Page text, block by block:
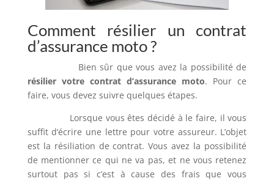
Comment résilier un contrat
d’assurance moto ?
Bien sûr que vous avez la possibilité de
résilier votre contrat d’assurance moto. Pour ce
faire, vous devez suivre quelques étapes.
Lorsque vous êtes décidé à le faire, il vous
suffit d’écrire une lettre pour votre assureur. L’objet
est la résiliation de contrat. Vous avez la possibilité
de mentionner ce qui ne va pas, et ne vous retenez
surtout pas si c’est à cause des frais que vous